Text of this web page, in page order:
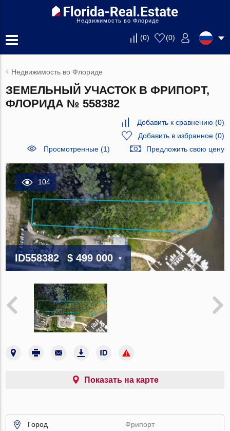
Недвижимость во Флориде
(0) (0)
Недвижимость во Флориде
ЗЕМЕЛЬНЫЙ УЧАСТОК В ФРИПОРТ,
ФЛОРИДА № 558382
Добавить к сравнению (0)
Добавить в избранное(0)
Просмотренные (1)
Предложить свою цену
104
ID558382 $ 499 000
Показать на карте
Город Фрипорт